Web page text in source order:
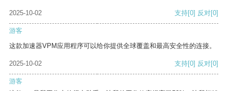
2025-10-02 支持[0] 反对[0]
游客
这款加速器VPM应用程序可以给你提供全球覆盖和最高安全性的连接。
2025-10-02 支持[0] 反对[0]
游客